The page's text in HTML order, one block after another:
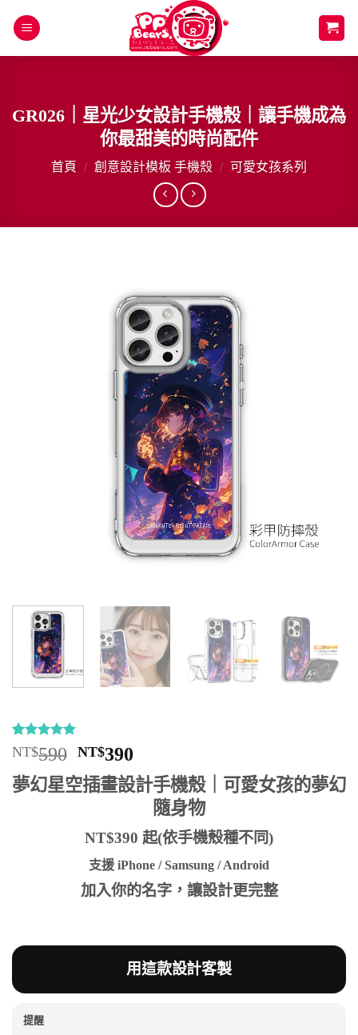
GR026｜星光少女設計手機殼｜讓手機成為
你最甜美的時尚配件
首頁 / 創意設計模板 手機殼 / 可愛女孩系列
評分5/
5，已有
6
位
顧客進行評
分
NT$590 原
始
價
NT$590。
NT$390
前
價
格：
NT$390。
夢幻星空插畫設計手機殼｜可愛女孩的夢幻
隨身物
NT$390 起(依手機殼種不同)
支援 iPhone / Samsung / Android
加入你的名字，讓設計更完整
用這款設計客製
提醒